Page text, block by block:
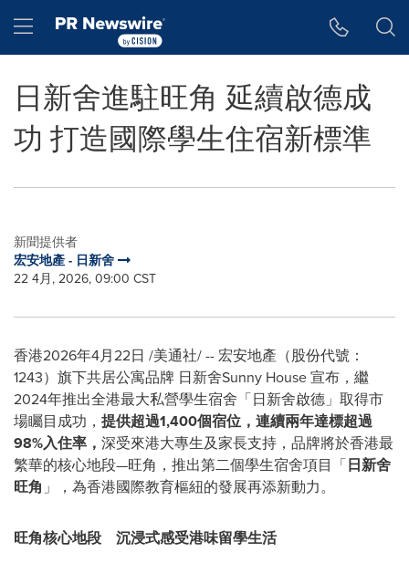
Hamburger menu
日新舍進駐旺角 延續啟德成
功 打造國際學生住宿新標準
新聞提供者
宏安地產 - 日新舍
22 4月, 2026, 09:00 CST
香港2026年4月22日 /美通社/ -- 宏安地產（股份代號：
1243）旗下共居公寓品牌 日新舍Sunny House 宣布，繼
2024年推出全港最大私營學生宿舍「日新舍啟德」取得市
場矚目成功， 提供超過1,400個宿位，連續兩年達標超過
98%入住率， 深受來港大專生及家長支持，品牌將於香港最
繁華的核心地段—旺角，推出第二個學生宿舍項目「日新舍
旺角 」，為香港國際教育樞紐的發展再添新動力。
旺角核心地段 沉浸式感受港味留學生活